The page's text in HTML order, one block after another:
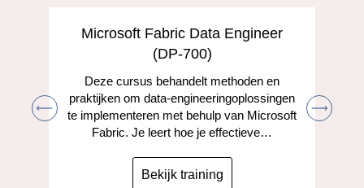
Microsoft Fabric Data Engineer
(DP-700)
Deze cursus behandelt methoden en
praktijken om data-engineeringoplossingen
te implementeren met behulp van Microsoft
Fabric. Je leert hoe je effectieve…
Bekijk training